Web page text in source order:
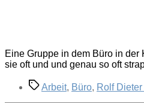
Eine Gruppe in dem Büro in
sie oft und und genau so oft
Schlagwörter
Arbeit, Büro, Rolf